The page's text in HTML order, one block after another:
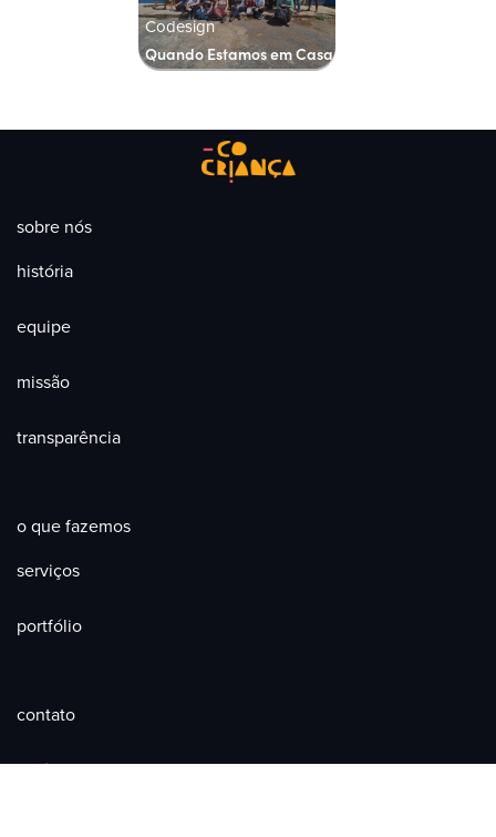
Codesign
Quando Estamos em Casa
sobre nós
história
equipe
missão
transparência
o que fazemos
serviços
portfólio
contato
notícias